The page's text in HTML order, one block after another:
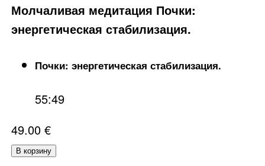
Молчаливая медитация Почки:
энергетическая стабилизация.
Почки: энергетическая стабилизация.
55:49
49.00 €
В корзину